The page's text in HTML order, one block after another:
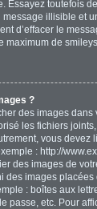
Essayez toutefois
illisible et
d’effacer le
maximum de
?
des images dans
les fichiers
vous devez
: http://
des images de
des images
: boîtes aux
passe, etc. Pour